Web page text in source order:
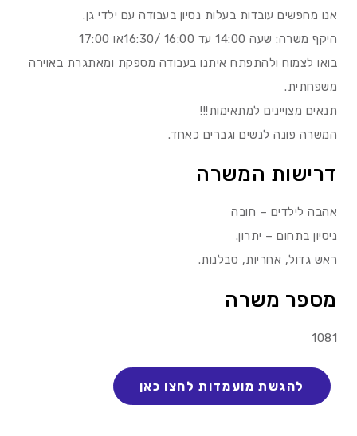
אנו מחפשים עובדות בעלות נסיון בעבודה עם ילדי גן.
היקף משרה: שעה 14:00 עד 16:00 /16:30או 17:00
בואו לצמוח ולהתפתח איתנו בעבודה מספקת ומאתגרת באוירה
משפחתית.
תנאים מצויינים למתאימות!!!
המשרה פונה לנשים וגברים כאחד.
דרישות המשרה
אהבה לילדים – חובה
ניסיון בתחום – יתרון.
ראש גדול, אחריות, סבלנות.
מספר משרה
1081